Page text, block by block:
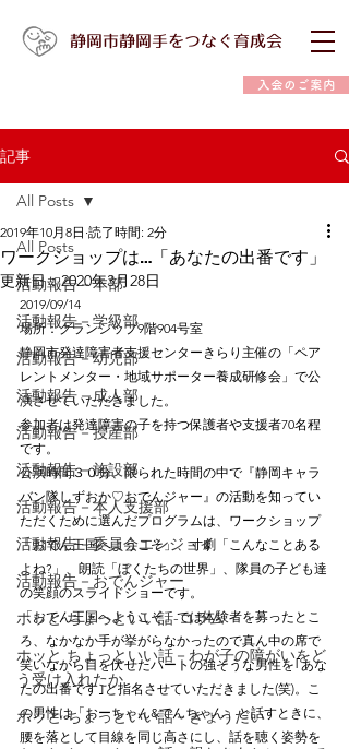
入会のご案内
静岡市静岡手をつなぐ育成会
記事
All Posts
活動報告－本部
活動報告－学級部
活動報告－幼児部
活動報告－成人部
活動報告－授産部
活動報告－施設部
活動報告－本人支援部
活動報告－委員会エンジョイ
活動報告－おでんジャー
ホッと ちょっといい話-コラム
ホッと ちょっといい話－わが子の障がいをど
う受け入れたか
ホッと ちょっといい話－きょうだい
All Posts
ワークショップは…「あなたの出番です」
2019年10月8日 読了時間: 2分
更新日：2020年3月28日
2019/09/14
場所：グランシップ9階904号室
静岡市発達障害者支援センターきらり主催の「ペア
レントメンター・地域サポーター養成研修会」で公
演させていただきました。
参加者は発達障害の子を持つ保護者や支援者70名程
です。
公演時間３０分、限られた時間の中で『静岡キャラ
バン隊しずおか♡おでんジャー』の活動を知ってい
ただくために選んだプログラムは、ワークショップ
「おでん王国へようこそ」、寸劇「こんなことある
よね?」、朗読「ぼくたちの世界」、隊員の子ども達
の笑顔のスライドショーです。
「おでん王国へようこそ」では体験者を募ったとこ
ろ、なかなか手が挙がらなかったので真ん中の席で
笑いながら目を伏せたハートの強そうな男性を｢あな
たの出番です｣と指名させていただきました(笑)。こ
の男性は「おーちゃん&でんちゃん」と話すときに、
腰を落として目線を同じ高さにし、話を聴く姿勢を